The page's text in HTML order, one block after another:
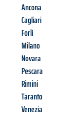
Ancona
Cagliari
Forlì
Milano
Novara
Pescara
Rimini
Taranto
Venezia